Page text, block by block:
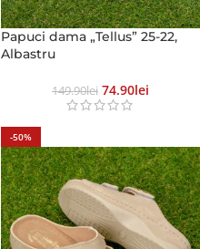
Papuci dama „Tellus” 25-22,
Albastru
149.90Lei 74.90Lei
-50%